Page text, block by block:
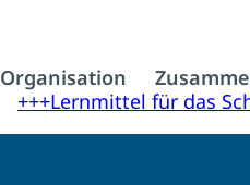
Organisation
+++Lernmittel für das